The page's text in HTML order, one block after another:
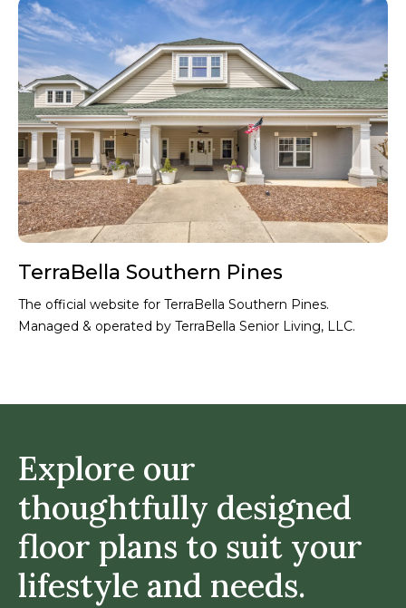
TerraBella Southern Pines
The official website for TerraBella Southern Pines.
Managed & operated by TerraBella Senior Living, LLC.
Explore our
thoughtfully designed
floor plans to suit your
lifestyle and needs.